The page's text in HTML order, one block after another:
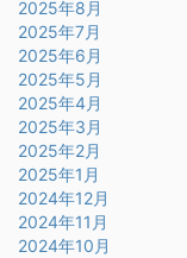
2025年8月
2025年7月
2025年6月
2025年5月
2025年4月
2025年3月
2025年2月
2025年1月
2024年12月
2024年11月
2024年10月